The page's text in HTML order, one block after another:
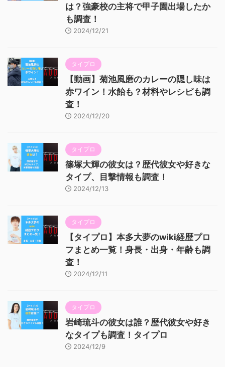
は？強豪校の主将で甲子園出場したか
も調査！
2024/12/21
タイプロ
【動画】菊池風磨のカレーの隠し味は
赤ワイン！水飴も？材料やレシピも調
査！
2024/12/20
タイプロ
篠塚大輝の彼女は？歴代彼女や好きな
タイプ、目撃情報も調査！
2024/12/13
タイプロ
【タイプロ】本多大夢のwiki経歴プロ
フまとめ一覧！身長・出身・年齢も調
査！
2024/12/11
タイプロ
岩崎琉斗の彼女は誰？歴代彼女や好き
なタイプも調査！タイプロ
2024/12/9